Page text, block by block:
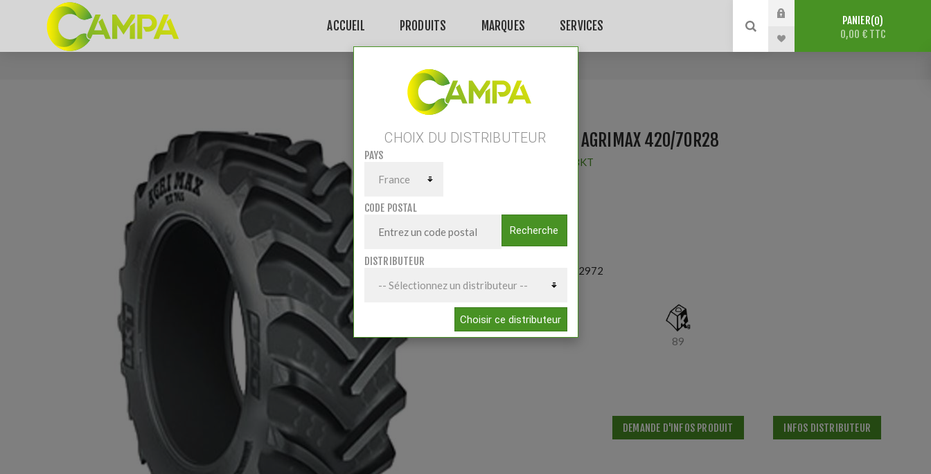
ACCUEIL PRODUITS MARQUES SERVICES PANIER 0
0,00 € TTC
PNEU BKT AGRIMAX 420/70R28
BKT
RT765 133D
412972
89
DEMANDE D'INFOS PRODUIT INFOS DISTRIBUTEUR
CHOIX DU DISTRIBUTEUR
PAYS
CODE POSTAL
Recherche
DISTRIBUTEUR
Choisir ce distributeur